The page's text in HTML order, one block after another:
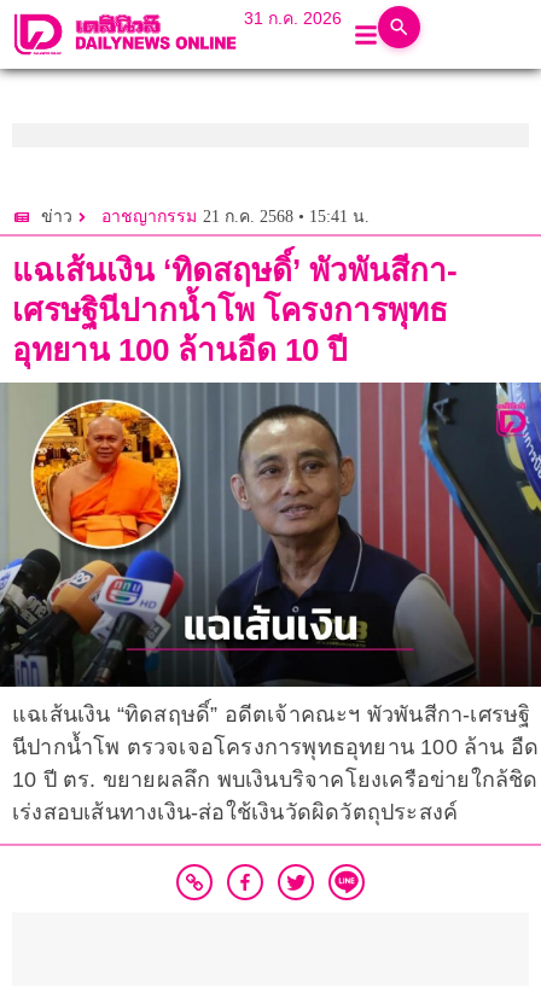
31 ก.ค. 2026
ข่าว อาชญากรรม 21 ก.ค. 2568 • 15:41 น.
แฉเส้นเงิน ‘ทิดสฤษดิ์’ พัวพันสีกา-
เศรษฐินีปากน้ำโพ โครงการพุทธ
อุทยาน 100 ล้านอืด 10 ปี
แฉเส้นเงิน “ทิดสฤษดิ์” อดีตเจ้าคณะฯ พัวพันสีกา-เศรษฐิ
นีปากน้ำโพ ตรวจเจอโครงการพุทธอุทยาน 100 ล้าน อืด
10 ปี ตร. ขยายผลลึก พบเงินบริจาคโยงเครือข่ายใกล้ชิด
เร่งสอบเส้นทางเงิน-ส่อใช้เงินวัดผิดวัตถุประสงค์